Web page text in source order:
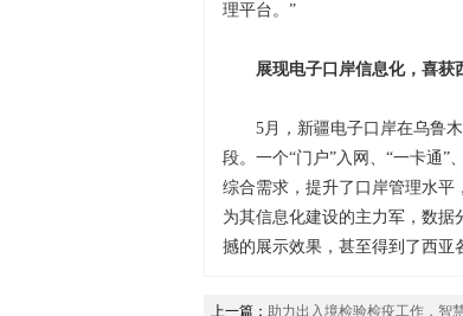
理平台。”
展现电子口岸信息化，喜获
5月，新疆电子口岸在乌鲁
段。一个“门户”入网、“一卡通”
综合需求，提升了口岸管理水平
为其信息化建设的主力军，数
撼的展示效果，甚至得到了西亚
上一篇： 助力出入境检验检疫工作，智